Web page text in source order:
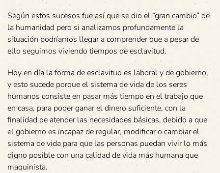
Según estos sucesos fue así que se dio el “gran cambio” de
la humanidad pero si analizamos profundamente la
situación podríamos llegar a comprender que a pesar de
ello seguimos viviendo tiempos de esclavitud.
Hoy en día la forma de esclavitud es laboral y de gobierno,
y esto sucede porque el sistema de vida de los seres
humanos consiste en pasar más tiempo en el trabajo que
en casa, para poder ganar el dinero suficiente, con la
finalidad de atender las necesidades básicas, debido a que
el gobierno es incapaz de regular, modificar o cambiar el
sistema de vida para que las personas puedan vivir lo más
digno posible con una calidad de vida más humana que
maquinista.